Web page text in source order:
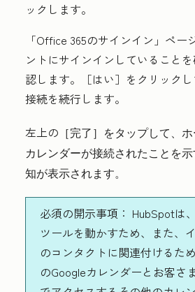
ックします。
「Office 365のサインイン」ペー
ントにサインインしていること
認します。［はい］ をクリック
接続を続行します。
左上の ［完了］をタップして、
カレンダーが接続されたことを
知が表示されます。
必須の開示事項： HubSpotは
ツールを動かすため、また、
のコンタクトに関連付けるた
のGoogleカレンダーとお客さ